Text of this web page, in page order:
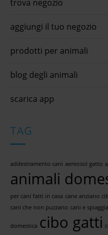
trova negozio
aggiungi il tuo negozio
prodotti per animali
blog degli animali
scarica app
TAG
addestramento cani aereosol gatto
animali
per cani fatti in casa cane anziano
cani che non puzzano cani e
domestica cibo gatti